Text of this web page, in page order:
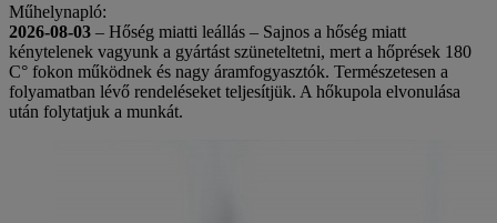
Műhelynapló:
2026-08-03 – Hőség miatti leállás – Sajnos a hőség miatt
kénytelenek vagyunk a gyártást szüneteltetni, mert a hőprések 180
C° fokon működnek és nagy áramfogyasztók. Természetesen a
folyamatban lévő rendeléseket teljesítjük. A hőkupola elvonulása
után folytatjuk a munkát.